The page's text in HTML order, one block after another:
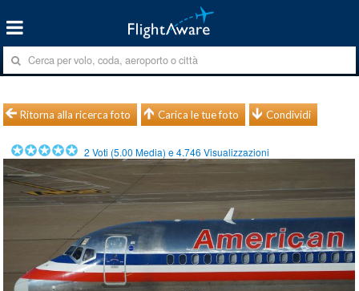
Ritorna alla ricerca foto Carica le tue foto Condividi
2 Voti (5.00 Media) e4.746 Visualizzazioni